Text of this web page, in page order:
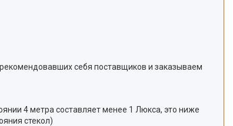
себя поставщиков и заказываем
4 метра составляет менее 1 Люкса, это ниже
стекол)